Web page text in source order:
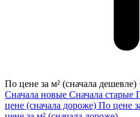
По цене за м² (сначала дешевле)
Сначала новые Сначала старые
цене (сначала дороже) По цене